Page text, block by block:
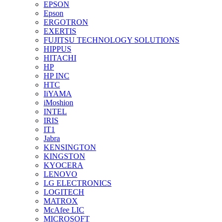
EPSON
Epson
ERGOTRON
EXERTIS
FUJITSU TECHNOLOGY SOLUTIONS
HIPPUS
HITACHI
HP
HP INC
HTC
IiYAMA
iMoshion
INTEL
IRIS
IT1
Jabra
KENSINGTON
KINGSTON
KYOCERA
LENOVO
LG ELECTRONICS
LOGITECH
MATROX
McAfee LIC
MICROSOFT